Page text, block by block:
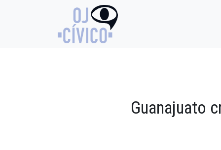
Guanajuato